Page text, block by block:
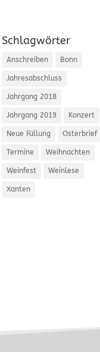
Schlagwörter
Anschreiben Bonn
Jahresabschluss
Jahrgang 2018
Jahrgang 2019 Konzert
Neue Füllung Osterbrief
Termine Weihnachten
Weinfest Weinlese
Xanten